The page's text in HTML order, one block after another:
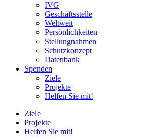
IVG
Geschäftsstelle
Weltweit
Persönlichkeiten
Stellungnahmen
Schutzkonzept
Datenbank
Spenden
Ziele
Projekte
Helfen Sie mit!
Ziele
Projekte
Helfen Sie mit!